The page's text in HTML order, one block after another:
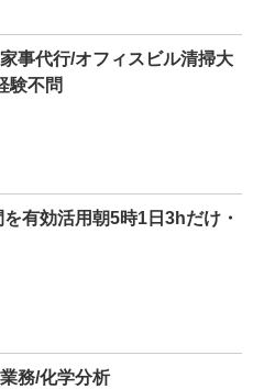
事代行/オフィスビル清掃大
験不問
有効活用朝5時1日3hだけ・
務/化学分析